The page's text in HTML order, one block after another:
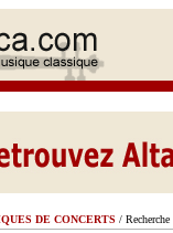
DE CONCERTS / Recherche